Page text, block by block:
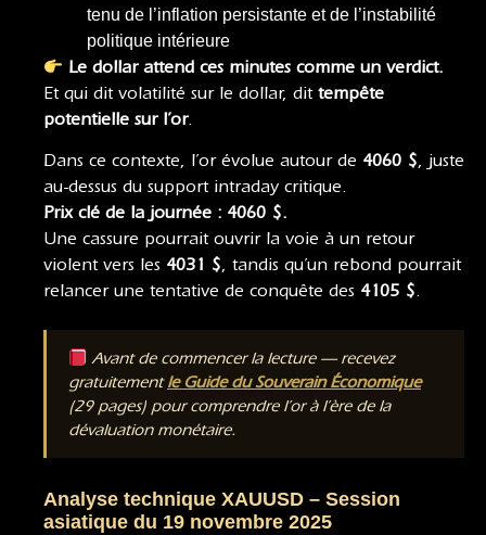
tenu de l’inflation persistante et de l’instabilité
politique intérieure
Le dollar attend ces minutes comme un verdict.
Et qui dit volatilité sur le dollar, dit tempête
potentielle sur l’or.
Dans ce contexte, l’or évolue autour de 4060 $, juste
au-dessus du support intraday critique.
Prix clé de la journée : 4060 $.
Une cassure pourrait ouvrir la voie à un retour
violent vers les 4031 $, tandis qu’un rebond pourrait
relancer une tentative de conquête des 4105 $.
Avant de commencer la lecture — recevez
gratuitementle Guide du Souverain Économique
(29 pages) pour comprendre l’or à l’ère de la
dévaluation monétaire.
Analyse technique XAUUSD – Session
asiatique du 19 novembre 2025